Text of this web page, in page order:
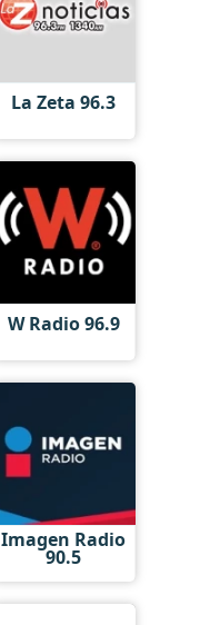
La Zeta 96.3
W Radio 96.9
Imagen Radio
90.5